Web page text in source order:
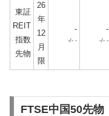
東証
REIT
指数
先物
26
年
12
月
限
-
-/- -
-
-/- -
FTSE中国50先物